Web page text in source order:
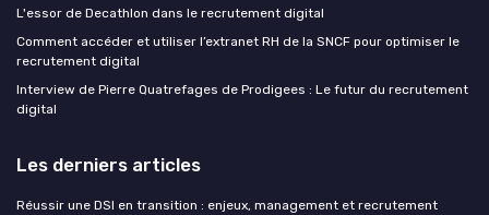
L'essor de Decathlon dans le recrutement digital
Comment accéder et utiliser l’extranet RH de la SNCF pour optimiser le
recrutement digital
Interview de Pierre Quatrefages de Prodigees : Le futur du recrutement
digital
Les derniers articles
Réussir une DSI en transition : enjeux, management et recrutement